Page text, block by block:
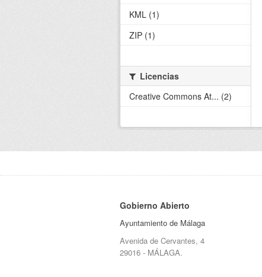
KML (1)
ZIP (1)
Licencias
Creative Commons At... (2)
Gobierno Abierto
Ayuntamiento de Málaga
Avenida de Cervantes, 4
29016 - MÁLAGA.